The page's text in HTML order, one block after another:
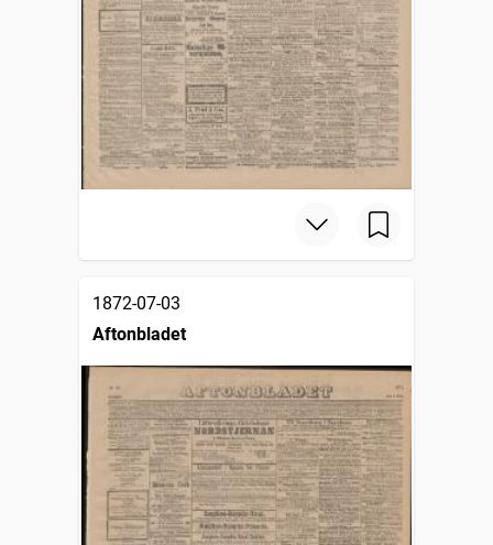
1872-07-03
Aftonbladet